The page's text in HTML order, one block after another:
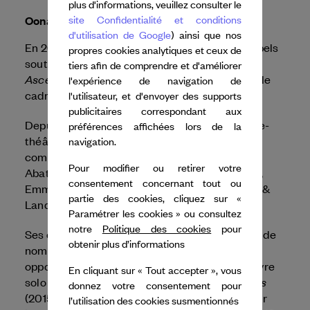
Oona Doherty
En 2024, Dance Reflections byVan Cleef & Arpels
soutient la présentation deHope Hunt and the
Ascension into Lazarusde Oona Doherty dans le
cadre du festival Les Inaccoutumés.
Depuis 2010, Oona Doherty se produit en danse-
théâtre à l'échelle internationale avec des
compagnies telles que TRASH (Pays-Bas),
Abattoir Fermé (Belgique), Veronika Riz (Italie),
Emma Martin/United Fall (Irlande), Enda Walsh &
Landmark Productions (Irlande).
Ses chorégraphies avant-gardistes lui ont valu de
nombreuses récompenses et de prestigieuses
opportunités en Irlande et à l’étranger. Son œuvre
solo
Hope Hunt and the Ascension into Lazarus
(2015) a été récompensée par le prix du meilleur
plus d'informations, veuillez consulter le
site Confidentialité et conditions
d'utilisation de Google) ainsi que nos
propres cookies analytiques et ceux de
tiers afin de comprendre et d'améliorer
l'expérience de navigation de
l'utilisateur, et d'envoyer des supports
publicitaires correspondant aux
préférences affichées lors de la
navigation.
Pour modifier ou retirer votre
consentement concernant tout ou
partie des cookies, cliquez sur «
Paramétrer les cookies » ou consultez
notre Politique des cookies pour
obtenir plus d’informations
En cliquant sur « Tout accepter », vous
donnez votre consentement pour
l’utilisation des cookies susmentionnés